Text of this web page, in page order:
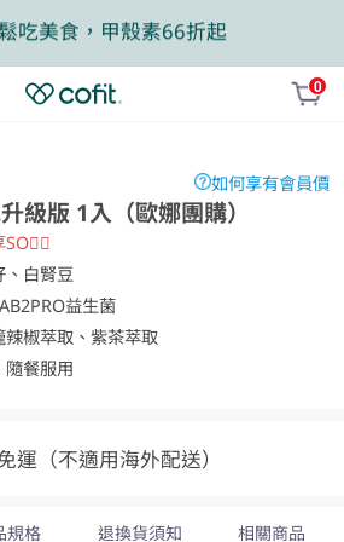
飲，滿額再抽豪華住宿券
專區商品任2件88折 0
如何享有會員價
級版 1入（歐娜團購）
、白腎豆
益生菌
辣椒萃取、紫茶萃取
隨餐服用
運（不適用海外配送）
規格 退換貨須知 相關商品